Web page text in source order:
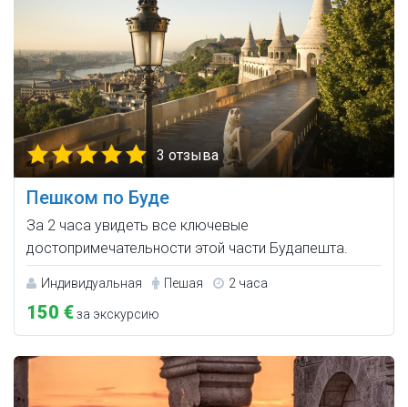
3 отзыва
Пешком по Буде
За 2 часа увидеть все ключевые
достопримечательности этой части Будапешта.
Индивидуальная Пешая 2 часа
150 €за экскурсию